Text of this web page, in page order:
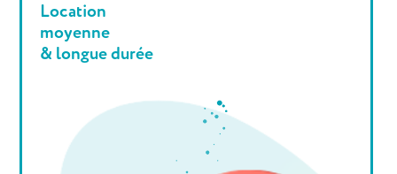
Location
moyenne
& longue durée